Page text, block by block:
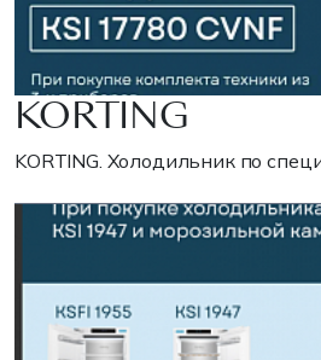
KORTING
KORTING. Холодильник по